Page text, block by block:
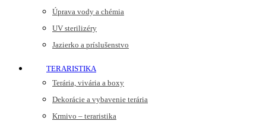
Úprava vody a chémia
UV sterilizéry
Jazierko a príslušenstvo
TERARISTIKA
Terária, vivária a boxy
Dekorácie a vybavenie terária
Krmivo – teraristika